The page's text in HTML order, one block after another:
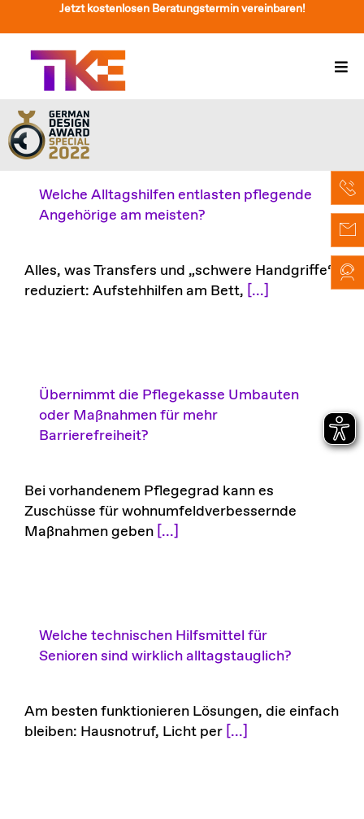
Inhalt
springen
Jetzt kostenlosen Beratungstermin vereinbaren!
Treppenlift
Preise
Service
Über Uns & Kontakt
Welche Alltagshilfen entlasten pflegende
Angehörige am meisten?
Alles, was Transfers und „schwere Handgriffe“
reduziert: Aufstehhilfen am Bett, [...]
Übernimmt die Pflegekasse Umbauten
oder Maßnahmen für mehr
Barrierefreiheit?
Bei vorhandenem Pflegegrad kann es
Zuschüsse für wohnumfeldverbessernde
Maßnahmen geben [...]
Welche technischen Hilfsmittel für
Senioren sind wirklich alltagstauglich?
Am besten funktionieren Lösungen, die einfach
bleiben: Hausnotruf, Licht per [...]